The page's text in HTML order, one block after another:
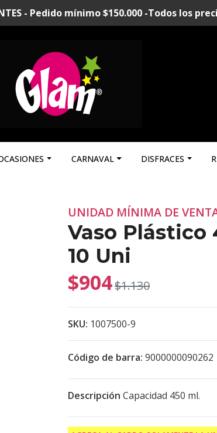
- Pedido mínimo $150.000 -Todos los
CARNAVAL DISFRACES
UNIDAD MÍNIMA DE
Vaso Plástico
10 Uni
$904$1.130
SKU: 1007500-9
Código de barra: 9000000090262
Descripción Capacidad 450 ml.